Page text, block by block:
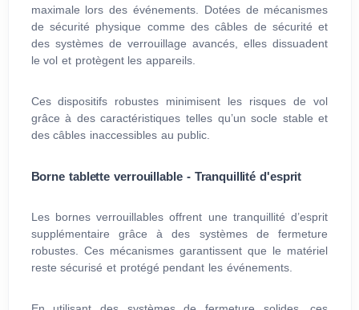
maximale lors des événements. Dotées de mécanismes
de sécurité physique comme des câbles de sécurité et
des systèmes de verrouillage avancés, elles dissuadent
le vol et protègent les appareils.
Ces dispositifs robustes minimisent les risques de vol
grâce à des caractéristiques telles qu’un socle stable et
des câbles inaccessibles au public.
Borne tablette verrouillable - Tranquillité d'esprit
Les bornes verrouillables offrent une tranquillité d’esprit
supplémentaire grâce à des systèmes de fermeture
robustes. Ces mécanismes garantissent que le matériel
reste sécurisé et protégé pendant les événements.